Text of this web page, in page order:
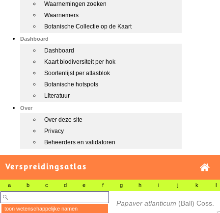
Waarnemingen zoeken
Waarnemers
Botanische Collectie op de Kaart
Dashboard
Dashboard
Kaart biodiversiteit per hok
Soortenlijst per atlasblok
Botanische hotspots
Literatuur
Over
Over deze site
Privacy
Beheerders en validatoren
Verspreidingsatlas
a b c d e f g h i j k l
toon wetenschappelijke namen
Papaver atlanticum (Ball) Coss.